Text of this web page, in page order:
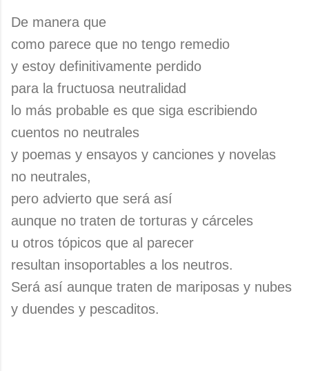
De manera que
como parece que no tengo remedio
y estoy definitivamente perdido
para la fructuosa neutralidad
lo más probable es que siga escribiendo
cuentos no neutrales
y poemas y ensayos y canciones y novelas
no neutrales,
pero advierto que será así
aunque no traten de torturas y cárceles
u otros tópicos que al parecer
resultan insoportables a los neutros.
Será así aunque traten de mariposas y nubes
y duendes y pescaditos.